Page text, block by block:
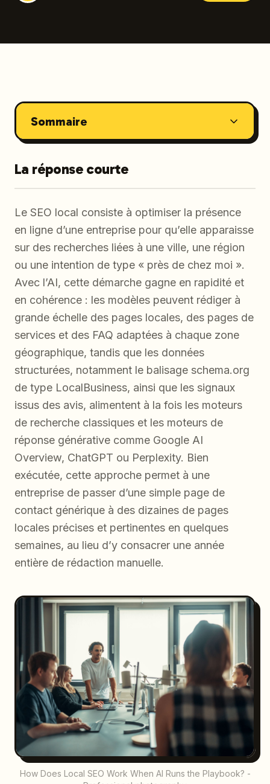
Sommaire
La réponse courte
Le SEO local consiste à optimiser la présence
en ligne d’une entreprise pour qu’elle apparaisse
sur des recherches liées à une ville, une région
ou une intention de type « près de chez moi ».
Avec l’AI, cette démarche gagne en rapidité et
en cohérence : les modèles peuvent rédiger à
grande échelle des pages locales, des pages de
services et des FAQ adaptées à chaque zone
géographique, tandis que les données
structurées, notamment le balisage schema.org
de type LocalBusiness, ainsi que les signaux
issus des avis, alimentent à la fois les moteurs
de recherche classiques et les moteurs de
réponse générative comme Google AI
Overview, ChatGPT ou Perplexity. Bien
exécutée, cette approche permet à une
entreprise de passer d’une simple page de
contact générique à des dizaines de pages
locales précises et pertinentes en quelques
semaines, au lieu d’y consacrer une année
entière de rédaction manuelle.
How Does Local SEO Work When AI Runs the Playbook? -